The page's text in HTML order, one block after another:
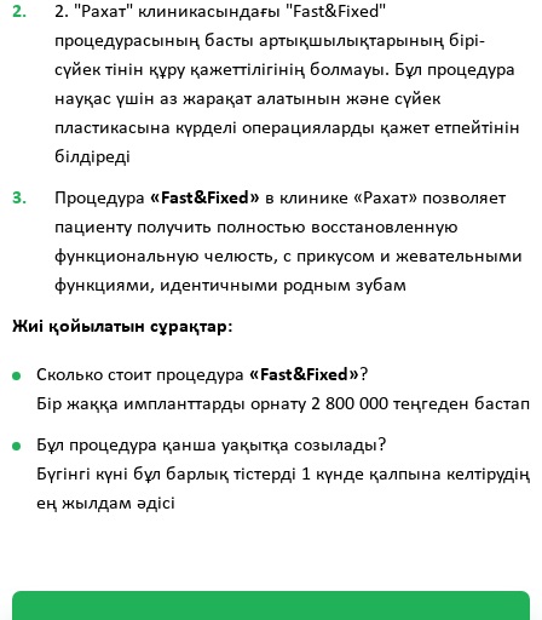
2. "Рахат" клиникасындағы "Fast&Fixed"
процедурасының басты артықшылықтарының бірі-
сүйек тінін құру қажеттілігінің болмауы. Бұл процедура
науқас үшін аз жарақат алатынын және сүйек
пластикасына күрделі операцияларды қажет етпейтінін
білдіреді
Процедура «Fast&Fixed» в клинике «Рахат» позволяет
пациенту получить полностью восстановленную
функциональную челюсть, с прикусом и жевательными
функциями, идентичными родным зубам
Жиі қойылатын сұрақтар:
Сколько стоит процедура «Fast&Fixed»?
Бір жаққа импланттарды орнату 2 800 000 теңгеден бастап
Бұл процедура қанша уақытқа созылады?
Бүгінгі күні бұл барлық тістерді 1 күнде қалпына келтірудің
ең жылдам әдісі